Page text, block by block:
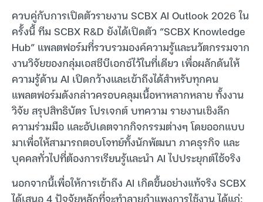
ควบคู่กับการเปิดตัวรายงาน SCBX AI Outlook 2026 ใน
ครั้งนี้ ทีม SCBX R&D ยังได้เปิดตัว “SCBX Knowledge
Hub” แพลตฟอร์มที่รวบรวมองค์ความรู้และนวัตกรรมจาก
งานวิจัยของกลุ่มเอสซีบีเอกซ์ไว้ในที่เดียว เพื่อผลักดันให้
ความรู้ด้าน AI เปิดกว้างและเข้าถึงได้สำหรับทุกคน
แพลตฟอร์มดังกล่าวครอบคลุมเนื้อหาหลากหลาย ทั้งงาน
วิจัย สรุปสิทธิบัตร โปรเจกต์ บทความ รายงานเชิงลึก
ความร่วมมือ และอัปเดตจากกิจกรรมต่างๆ โดยออกแบบ
มาเพื่อให้สามารถตอบโจทย์ทั้งนักพัฒนา ภาคธุรกิจ และ
บุคคลทั่วไปที่ต้องการเรียนรู้และนำ AI ไปประยุกต์ใช้จริง
นอกจากนี้เพื่อให้การเข้าถึง AI เกิดขึ้นอย่างแท้จริง SCBX
ได้เสนอ 4 ปัจจัยหลักที่จะทำลายกำแพงการใช้งาน ได้แก่: